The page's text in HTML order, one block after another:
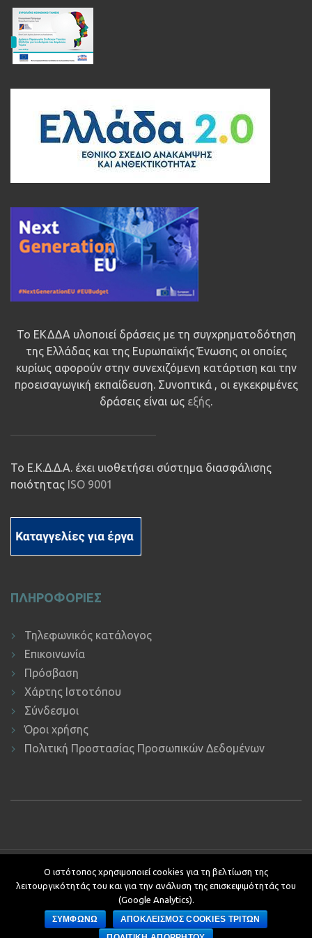
Το ΕΚΔΔΑ υλοποιεί δράσεις με τη συγχρηματοδότηση
της Ελλάδας και της Ευρωπαϊκής Ένωσης οι οποίες
κυρίως αφορούν στην συνεχιζόμενη κατάρτιση και την
προεισαγωγική εκπαίδευση. Συνοπτικά , οι εγκεκριμένες
δράσεις είναι ως εξής.
Το Ε.Κ.Δ.Δ.Α. έχει υιοθετήσει σύστημα διασφάλισης
ποιότητας ISO 9001
ΠΛΗΡΟΦΟΡΙΕΣ
Τηλεφωνικός κατάλογος
Επικοινωνία
Πρόσβαση
Χάρτης Ιστοτόπου
Σύνδεσμοι
Όροι χρήσης
Πολιτική Προστασίας Προσωπικών Δεδομένων
Copyright © 2019 ΕΚΔΔΑ.Υποστήριξη ιστοτόπου: Τμήμα
Εφαρμογών Πληροφορικής.
Κείμενα - Επιμέλεια: Αυτοτελές Τμήμα Επικοινωνίας, Διεθνών και
Δημοσίων Σχέσεων
Development by
Ο ιστότοπος χρησιμοποιεί cookies για τη βελτίωση της
λειτουργικότητάς του και για την ανάλυση της επισκεψιμότητάς του
(Google Analytics).
ΣΥΜΦΩΝΩ
ΑΠΟΚΛΕΙΣΜΟΣ COOKIES ΤΡΙΤΩΝ